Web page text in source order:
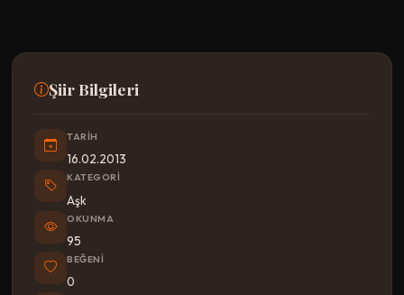
Şiir Bilgileri
TARIH
16.02.2013
KATEGORI
Aşk
OKUNMA
95
BEĞENI
0